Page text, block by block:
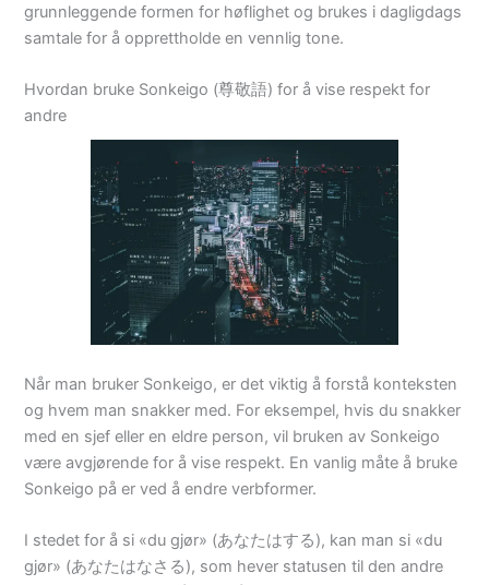
grunnleggende formen for høflighet og brukes i dagligdags
samtale for å opprettholde en vennlig tone.
Hvordan bruke Sonkeigo (尊敬語) for å vise respekt for
andre
Når man bruker Sonkeigo, er det viktig å forstå konteksten
og hvem man snakker med. For eksempel, hvis du snakker
med en sjef eller en eldre person, vil bruken av Sonkeigo
være avgjørende for å vise respekt. En vanlig måte å bruke
Sonkeigo på er ved å endre verbformer.
I stedet for å si «du gjør» (あなたはする), kan man si «du
gjør» (あなたはなさる), som hever statusen til den andre